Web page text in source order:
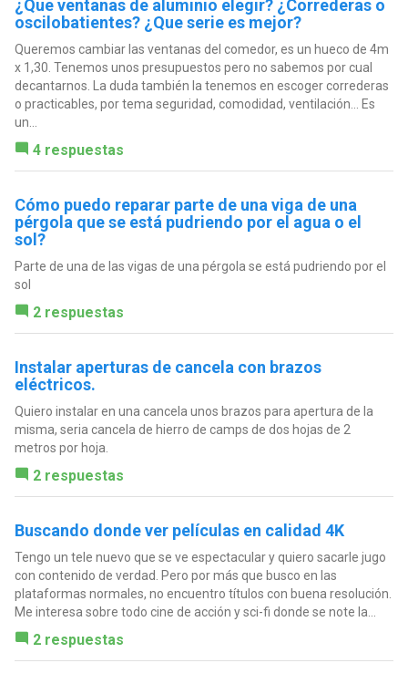
¿Que ventanas de aluminio elegir? ¿Correderas o
oscilobatientes? ¿Que serie es mejor?
Queremos cambiar las ventanas del comedor, es un hueco de 4m
x 1,30. Tenemos unos presupuestos pero no sabemos por cual
decantarnos. La duda también la tenemos en escoger correderas
o practicables, por tema seguridad, comodidad, ventilación... Es
un...
4 respuestas
Cómo puedo reparar parte de una viga de una
pérgola que se está pudriendo por el agua o el
sol?
Parte de una de las vigas de una pérgola se está pudriendo por el
sol
2 respuestas
Instalar aperturas de cancela con brazos
eléctricos.
Quiero instalar en una cancela unos brazos para apertura de la
misma, seria cancela de hierro de camps de dos hojas de 2
metros por hoja.
2 respuestas
Buscando donde ver películas en calidad 4K
Tengo un tele nuevo que se ve espectacular y quiero sacarle jugo
con contenido de verdad. Pero por más que busco en las
plataformas normales, no encuentro títulos con buena resolución.
Me interesa sobre todo cine de acción y sci-fi donde se note la...
2 respuestas